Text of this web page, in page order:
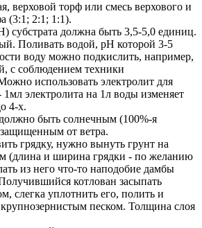
верховой торф или смесь верхового и
(3:1; 2:1; 1:1).
субстрата должна быть 3,5-5,0 единиц.
Поливать водой, рН которой 3-5
воду можно подкислить, например,
с соблюдением техники
использовать электролит для
1мл электролита на 1л воды изменяет
4-х.
быть солнечным (100%-я
от ветра.
грядку, нужно вынуть грунт на
(длина и ширина грядки - по желанию
из него что-то наподобие дамбы
котлован засыпать
слегка уплотнить его, полить и
крупнозернистым песком. Толщина слоя